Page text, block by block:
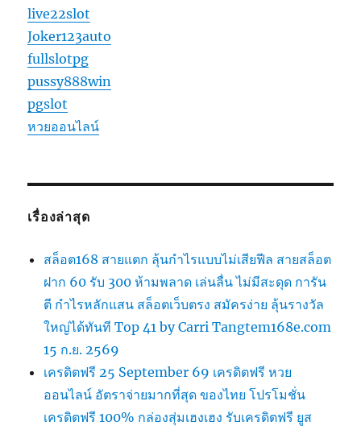
live22slot
Joker123auto
fullslotpg
pussy888win
pgslot
หวยออนไลน์
เรื่องล่าสุด
สล็อต168 สายแตก ลุ้นกำไรแบบไม่เสียฟีล สายสล็อต
ฝาก 60 รับ 300 ห้ามพลาด เล่นลื่น ไม่มีสะดุด การัน
ตี กำไรหลักแสน สล็อตเว็บตรง สมัครง่าย ลุ้นรางวัล
ใหญ่ได้ทันที Top 41 by Carri Tangtem168e.com
15 ก.ย. 2569
เครดิตฟรี 25 September 69 เครดิตฟรี หวย
ออนไลน์ อัตราจ่ายมากที่สุด ของไทย โปรโมชั่น
เครดิตฟรี 100% กล่องสุ่มเฮงเฮง รับเครดิตฟรี ยูส